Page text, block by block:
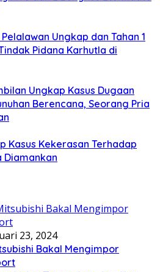
Ungkap dan Tahan 1
Pidana Karhutla di
Ungkap Kasus Dugaan
Berencana, Seorang Pria
Kasus Kekerasan Terhadap
Diamankan
23, 2024
Bakal Mengimpor